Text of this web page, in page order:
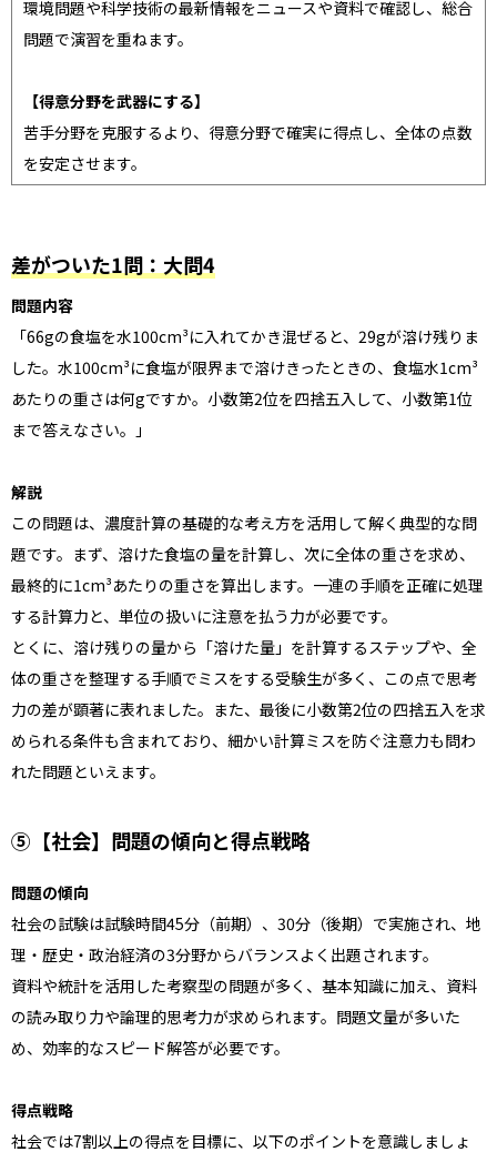
環境問題や科学技術の最新情報をニュースや資料で確認し、総合
問題で演習を重ねます。
【得意分野を武器にする】
苦手分野を克服するより、得意分野で確実に得点し、全体の点数
を安定させます。
差がついた1問：大問4
問題内容
「66gの食塩を水100cm³に入れてかき混ぜると、29gが溶け残りま
した。水100cm³に食塩が限界まで溶けきったときの、食塩水1cm³
あたりの重さは何gですか。小数第2位を四捨五入して、小数第1位
まで答えなさい。」
解説
この問題は、濃度計算の基礎的な考え方を活用して解く典型的な問
題です。まず、溶けた食塩の量を計算し、次に全体の重さを求め、
最終的に1cm³あたりの重さを算出します。一連の手順を正確に処理
する計算力と、単位の扱いに注意を払う力が必要です。
とくに、溶け残りの量から「溶けた量」を計算するステップや、全
体の重さを整理する手順でミスをする受験生が多く、この点で思考
力の差が顕著に表れました。また、最後に小数第2位の四捨五入を求
められる条件も含まれており、細かい計算ミスを防ぐ注意力も問わ
れた問題といえます。
⑤【社会】問題の傾向と得点戦略
問題の傾向
社会の試験は試験時間45分（前期）、30分（後期）で実施され、地
理・歴史・政治経済の3分野からバランスよく出題されます。
資料や統計を活用した考察型の問題が多く、基本知識に加え、資料
の読み取り力や論理的思考力が求められます。問題文量が多いた
め、効率的なスピード解答が必要です。
得点戦略
社会では7割以上の得点を目標に、以下のポイントを意識しましょ